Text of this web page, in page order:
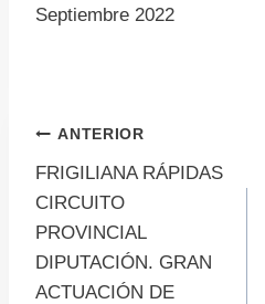
Septiembre 2022
Navegación
de
entradas
ANTERIOR
FRIGILIANA RÁPIDAS
CIRCUITO
PROVINCIAL
DIPUTACIÓN. GRAN
ACTUACIÓN DE